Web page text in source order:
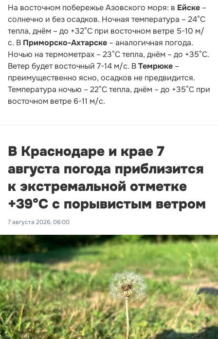
На восточном побережье Азовского моря: в Ейске –
солнечно и без осадков. Ночная температура – 24°С
тепла, днём – до +32°С при восточном ветре 5-10 м/
с. В Приморско-Ахтарске – аналогичная погода.
Ночью на термометрах – 23°С тепла, днём – до +35°С.
Ветер будет восточный 7-14 м/с. ВТемрюке –
преимущественно ясно, осадков не предвидится.
Температура ночью – 22°С тепла, днём – до +35°С при
восточном ветре 6-11 м/с.
В Краснодаре и крае 7
августа погода приблизится
к экстремальной отметке
+39°С с порывистым ветром
7 августа 2026, 06:00